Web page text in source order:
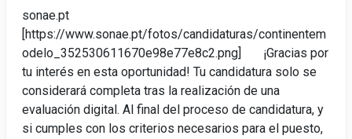
sonae.pt
[https://www.sonae.pt/fotos/candidaturas/continentem
odelo_352530611670e98e77e8c2.png] ¡Gracias por
tu interés en esta oportunidad! Tu candidatura solo se
considerará completa tras la realización de una
evaluación digital. Al final del proceso de candidatura, y
si cumples con los criterios necesarios para el puesto,